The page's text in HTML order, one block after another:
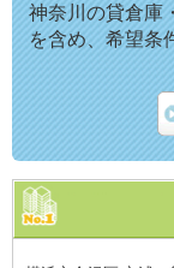
神奈川の貸倉庫
を含め、希望条